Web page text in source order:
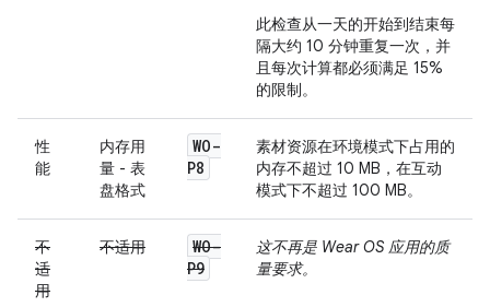
此检查从一天的开始到结束每
隔大约 10 分钟重复一次，并
且每次计算都必须满足 15%
的限制。
性
能
内存用
量 - 表
盘格式
WO-
P8
素材资源在环境模式下占用的
内存不超过 10 MB，在互动
模式下不超过 100 MB。
不
适
用
不适用
WO-
P9
这不再是 Wear OS 应用的质
量要求。